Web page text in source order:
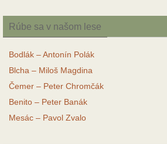
Rúbe sa v našom lese
Bodlák – Antonín Polák
Blcha – Miloš Magdina
Čemer – Peter Chromčák
Benito – Peter Banák
Mesác – Pavol Zvalo